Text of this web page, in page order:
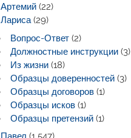
Артемий (22)
Лариса(29)
Вопрос-Ответ(2)
Должностные инструкции(3)
Из жизни(18)
Образцы доверенностей(3)
Образцы договоров(1)
Образцы исков(1)
Образцы претензий(1)